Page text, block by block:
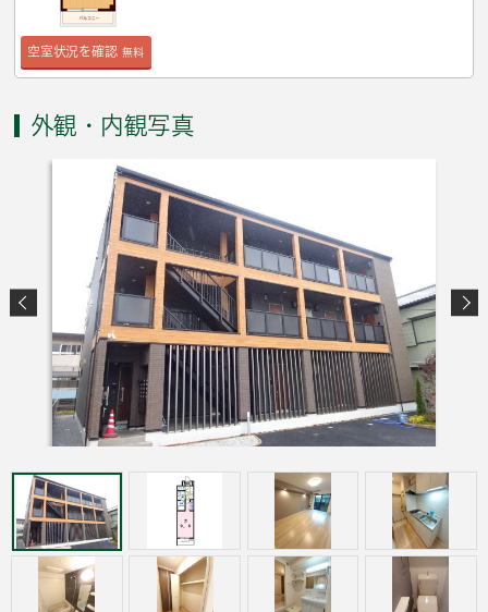
空室状況を確認 無料
外観・内観写真